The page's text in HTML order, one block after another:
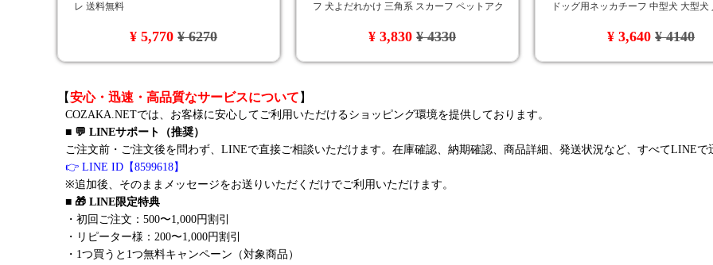
レ 送料無料
¥ 5,770¥ 6270
フ 犬よだれかけ 三角系 スカーフ ペットアク
¥ 3,830¥ 4330
ドッグ用ネッカチーフ 中型犬 大型犬
¥ 3,640¥ 4140
【安心・迅速・高品質なサービスについて 】
COZAKA.NETでは、お客様に安心してご利用いただけるショッピング環境を提供しております。
■ 💬 LINEサポート（推奨）
ご注文前・ご注文後を問わず、LINEで直接ご相談いただけます。在庫確認、納期確認、商品詳細、発送状況など、すべてLINEで
👉 LINE ID【8599618】
※追加後、そのままメッセージをお送りいただくだけでご利用いただけます。
■ 🎁 LINE限定特典
・初回ご注文：500〜1,000円割引
・リピーター様：200〜1,000円割引
・1つ買うと1つ無料キャンペーン（対象商品）